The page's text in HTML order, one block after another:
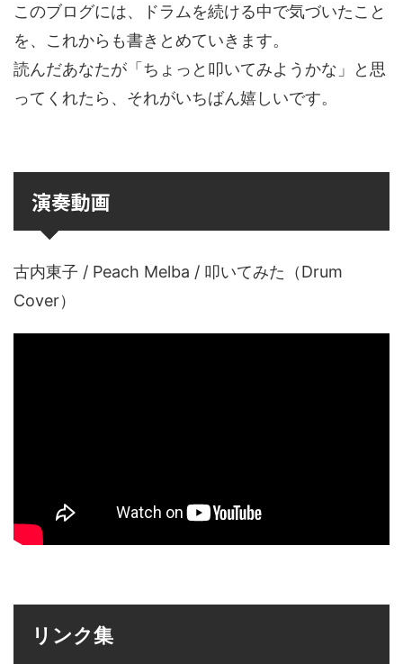
このブログには、ドラムを続ける中で気づいたこと
を、これからも書きとめていきます。
読んだあなたが「ちょっと叩いてみようかな」と思
ってくれたら、それがいちばん嬉しいです。
演奏動画
古内東子 / Peach Melba / 叩いてみた（Drum
Cover）
リンク集